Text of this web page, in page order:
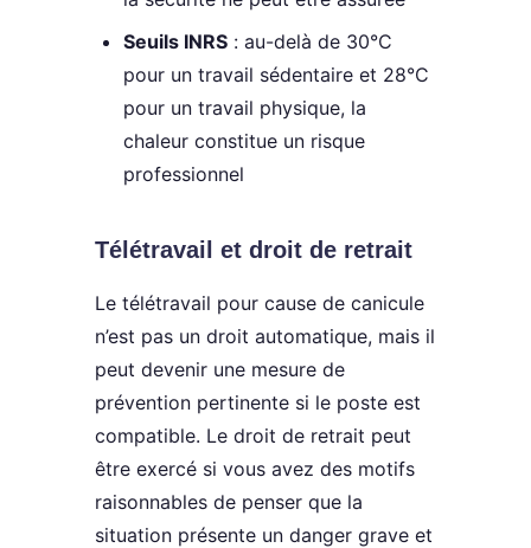
Seuils INRS : au-delà de 30°C
pour un travail sédentaire et 28°C
pour un travail physique, la
chaleur constitue un risque
professionnel
Télétravail et droit de retrait
Le télétravail pour cause de canicule
n’est pas un droit automatique, mais il
peut devenir une mesure de
prévention pertinente si le poste est
compatible. Le droit de retrait peut
être exercé si vous avez des motifs
raisonnables de penser que la
situation présente un danger grave et